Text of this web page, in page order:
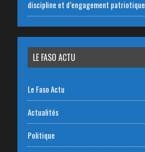
discipline et d’engagement patriotique
LE FASO ACTU
Le Faso Actu
Actualités
Politique